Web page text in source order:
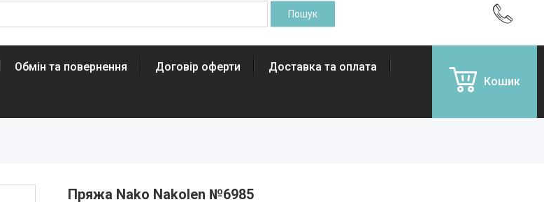
Обмін та повернення Договір оферти Доставка та оплата
Кошик
Пряжа Nako Nakolen №6985